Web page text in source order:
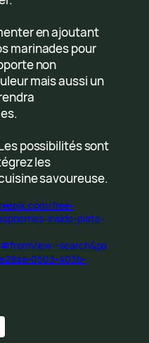
en ajoutant
marinades pour
non
mais aussi un
possibilités sont
les
savoureuse.
free-
inside-plate-
0503-403b-